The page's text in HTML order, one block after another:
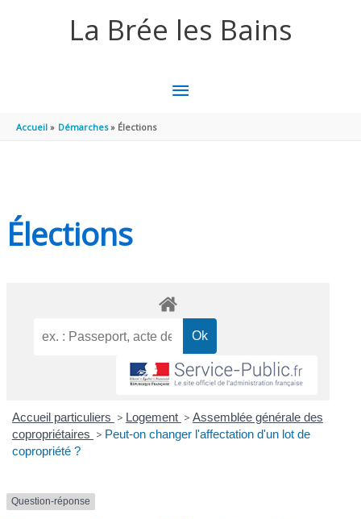
La Brée les Bains
MENU
Accueil Démarches Élections
Élections
Accueil particuliers > Logement > Assemblée générale des
copropriétaires > Peut-on changer l'affectation d'un lot de
copropriété ?
Question-réponse